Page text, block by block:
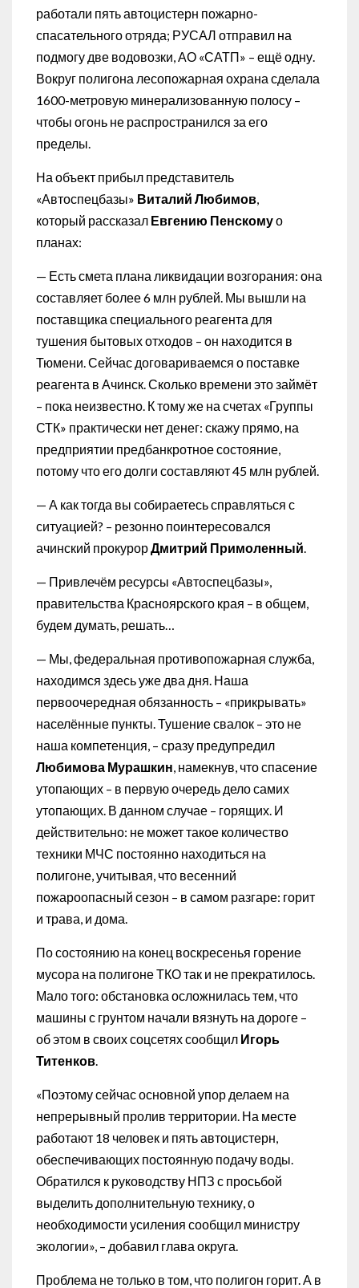
работали пять автоцистерн пожарно-
спасательного отряда; РУСАЛ отправил на
подмогу две водовозки, АО «САТП» – ещё одну.
Вокруг полигона лесопожарная охрана сделала
1600-метровую минерализованную полосу –
чтобы огонь не распространился за его
пределы.
На объект прибыл представитель
«Автоспецбазы» Виталий Любимов,
который рассказал Евгению Пенскомуо
планах:
— Есть смета плана ликвидации возгорания: она
составляет более 6 млн рублей. Мы вышли на
поставщика специального реагента для
тушения бытовых отходов – он находится в
Тюмени. Сейчас договариваемся о поставке
реагента в Ачинск. Сколько времени это займёт
– пока неизвестно. К тому же на счетах «Группы
СТК» практически нет денег: скажу прямо, на
предприятии предбанкротное состояние,
потому что его долги составляют 45 млн рублей.
— А как тогда вы собираетесь справляться с
ситуацией? – резонно поинтересовался
ачинский прокурорДмитрий Примоленный.
— Привлечём ресурсы «Автоспецбазы»,
правительства Красноярского края – в общем,
будем думать, решать…
— Мы, федеральная противопожарная служба,
находимся здесь уже два дня. Наша
первоочередная обязанность – «прикрывать»
населённые пункты. Тушение свалок – это не
наша компетенция, – сразу предупредил
Любимова Мурашкин, намекнув, что спасение
утопающих – в первую очередь дело самих
утопающих. В данном случае – горящих. И
действительно: не может такое количество
техники МЧС постоянно находиться на
полигоне, учитывая, что весенний
пожароопасный сезон – в самом разгаре: горит
и трава, и дома.
По состоянию на конец воскресенья горение
мусора на полигоне ТКО так и не прекратилось.
Мало того: обстановка осложнилась тем, что
машины с грунтом начали вязнуть на дороге –
об этом в своих соцсетях сообщил Игорь
Титенков.
«Поэтому сейчас основной упор делаем на
непрерывный пролив территории. На месте
работают 18 человек и пять автоцистерн,
обеспечивающих постоянную подачу воды.
Обратился к руководству НПЗ с просьбой
выделить дополнительную технику, о
необходимости усиления сообщил министру
экологии», – добавил глава округа.
Проблема не только в том, что полигон горит. А в